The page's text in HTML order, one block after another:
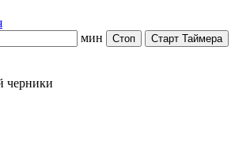
мин Стоп Старт Таймера